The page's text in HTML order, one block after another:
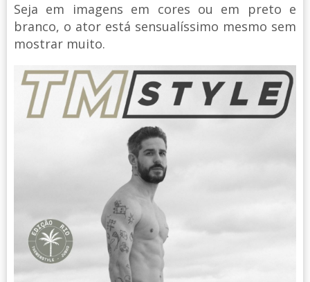
Seja em imagens em cores ou em preto e
branco, o ator está sensualíssimo mesmo sem
mostrar muito.